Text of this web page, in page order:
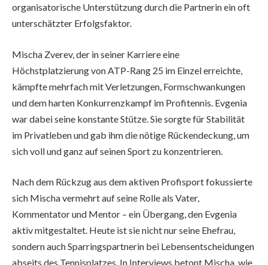
organisatorische Unterstützung durch die Partnerin ein oft
unterschätzter Erfolgsfaktor.
Mischa Zverev, der in seiner Karriere eine
Höchstplatzierung von ATP-Rang 25 im Einzel erreichte,
kämpfte mehrfach mit Verletzungen, Formschwankungen
und dem harten Konkurrenzkampf im Profitennis. Evgenia
war dabei seine konstante Stütze. Sie sorgte für Stabilität
im Privatleben und gab ihm die nötige Rückendeckung, um
sich voll und ganz auf seinen Sport zu konzentrieren.
Nach dem Rückzug aus dem aktiven Profisport fokussierte
sich Mischa vermehrt auf seine Rolle als Vater,
Kommentator und Mentor – ein Übergang, den Evgenia
aktiv mitgestaltet. Heute ist sie nicht nur seine Ehefrau,
sondern auch Sparringspartnerin bei Lebensentscheidungen
abseits des Tennisplatzes. In Interviews betont Mischa, wie